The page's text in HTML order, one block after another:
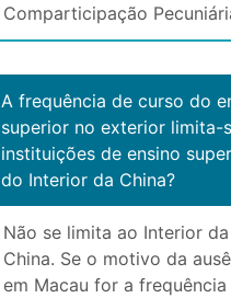
Comparticipação
A frequência de curso do
superior no exterior limita-
instituições de ensino
do Interior da China?
Não se limita ao Interior da
China. Se o motivo da
em Macau for a frequência